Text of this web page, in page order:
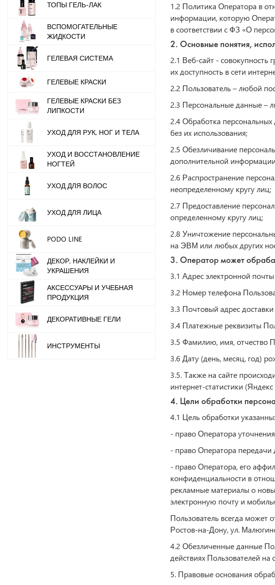
1.2 Политика Оператора в
информации, которую
в соответствии с ФЗ «О
2. Основные понятия,
2.1 Веб-сайт -
их доступность в сети
2.2 Пользователь – любой
2.3 Персональные данные –
2.4 Обработка
без их использования;
2.5 Обезличивание
дополнительной
2.6 Распространение
неопределенному кругу лиц;
2.7 Предоставление
определенному кругу лиц;
2.8 Уничтожение
на ЭВМ или любых других
3. Оператор может
3.1 Адрес электронной
3.2 Номер телефона
3.3 Почтовый адрес
3.4 Платежные реквизиты
3.5 Фамилию, имя, отчество
3.6 Дату (день, месяц, год)
3.5. Также на сайте
интернет-статистики
4. Цели обработки
4.1 Цель обработки
- право Оператора
- право Оператора передачи
- право Оператора, его
конфиденциальности в
рекламные материалы о
электронную почту и
Пользователь всегда может
Ростов-на-Дону, ул.
4.2 Обезличенные данные
действиях Пользователей на
5. Правовые основания
ТОПЫ ГЕЛЬ-ЛАК
ВСПОМОГАТЕЛЬНЫЕ
ЖИДКОСТИ
ГЕЛЕВАЯ СИСТЕМА
ГЕЛЕВЫЕ КРАСКИ
ГЕЛЕВЫЕ КРАСКИ БЕЗ
ЛИПКОСТИ
УХОД ДЛЯ РУК, НОГ И ТЕЛА
УХОД И ВОССТАНОВЛЕНИЕ
НОГТЕЙ
УХОД ДЛЯ ВОЛОС
УХОД ДЛЯ ЛИЦА
PODO LINE
ДЕКОР, НАКЛЕЙКИ И
УКРАШЕНИЯ
АКСЕССУАРЫ И УЧЕБНАЯ
ПРОДУКЦИЯ
ДЕКОРАТИВНЫЕ ГЕЛИ
ИНСТРУМЕНТЫ